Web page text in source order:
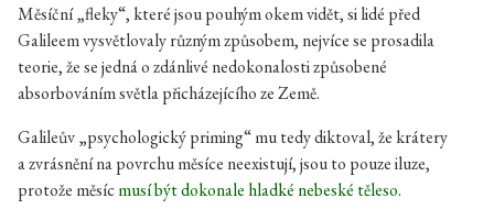
Měsíční „fleky“, které jsou pouhým okem vidět, si lidé před
Galileem vysvětlovaly různým způsobem, nejvíce se prosadila
teorie, že se jedná o zdánlivé nedokonalosti způsobené
absorbováním světla přicházejícího ze Země.
Galileův „psychologický priming“ mu tedy diktoval, že krátery
a zvrásnění na povrchu měsíce neexistují, jsou to pouze iluze,
protože měsícmusí být dokonale hladké nebeské těleso.